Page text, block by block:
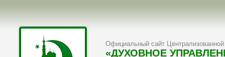
Официальный сайт Централизованной
«ДУХОВНОЕ